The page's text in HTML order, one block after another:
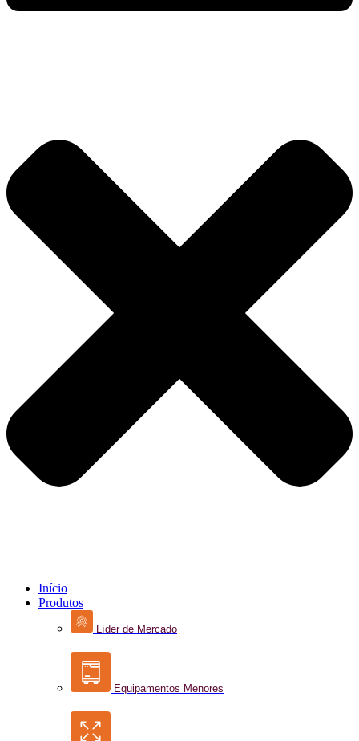
Início
Produtos
Líder de Mercado
Equipamentos Menores